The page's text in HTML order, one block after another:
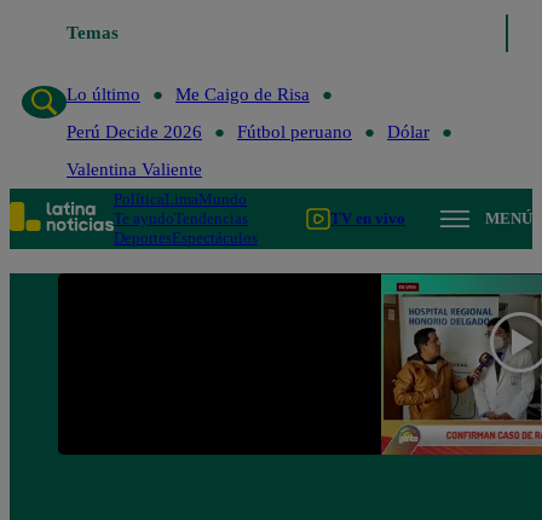
Temas
Lo último
Me Caigo de Risa
Perú Decide 2026
Fútbol peruano
Dólar
Valentina Valiente
PolíticaLimaMundo
Te ayudoTendencias
DeportesEspectáculos
TV en vivo MENÚ